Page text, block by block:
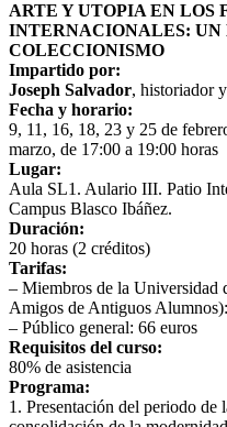
ARTE Y UTOPIA EN LOS
INTERNACIONALES: UN
COLECCIONISMO
Impartido por:
Joseph Salvador, historiador
Fecha y horario:
9, 11, 16, 18, 23 y 25 de
marzo, de 17:00 a 19:00 horas
Lugar:
Aula SL1. Aulario III. Patio
Campus Blasco Ibáñez.
Duración:
20 horas (2 créditos)
Tarifas:
– Miembros de la Universidad
Amigos de Antiguos
– Público general: 66 euros
Requisitos del curso:
80% de asistencia
Programa:
1. Presentación del periodo de